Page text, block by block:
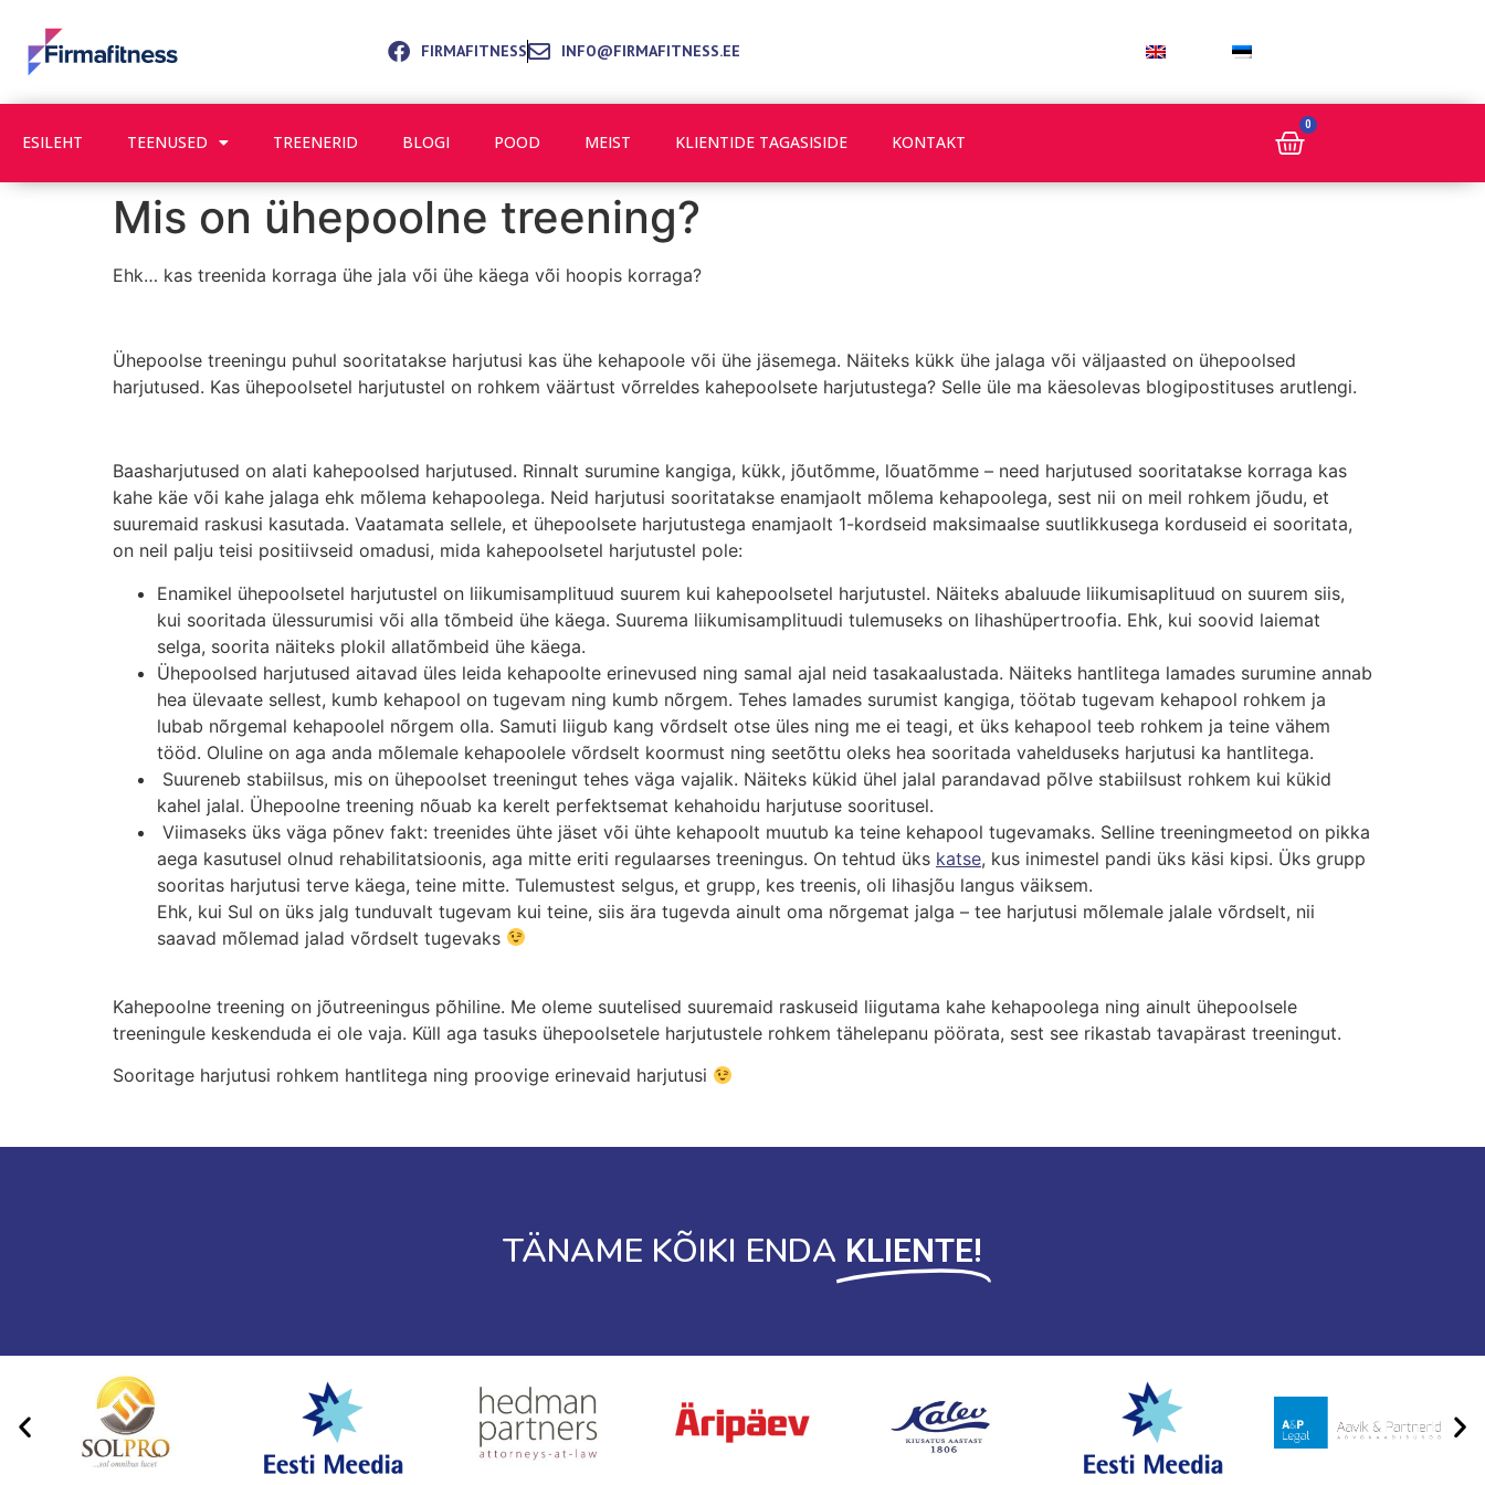
FIRMAFITNESS INFO@FIRMAFITNESS.EE
ESILEHT TEENUSED TREENERID BLOGI POOD MEIST KLIENTIDE TAGASISIDE KONTAKT
0
Mis on ühepoolne treening?
Ehk… kas treenida korraga ühe jala või ühe käega või hoopis korraga?
Ühepoolse treeningu puhul sooritatakse harjutusi kas ühe kehapoole või ühe jäsemega. Näiteks kükk ühe jalaga või väljaasted on ühepoolsed
harjutused. Kas ühepoolsetel harjutustel on rohkem väärtust võrreldes kahepoolsete harjutustega? Selle üle ma käesolevas blogipostituses arutlengi.
Baasharjutused on alati kahepoolsed harjutused. Rinnalt surumine kangiga, kükk, jõutõmme, lõuatõmme – need harjutused sooritatakse korraga kas
kahe käe või kahe jalaga ehk mõlema kehapoolega. Neid harjutusi sooritatakse enamjaolt mõlema kehapoolega, sest nii on meil rohkem jõudu, et
suuremaid raskusi kasutada. Vaatamata sellele, et ühepoolsete harjutustega enamjaolt 1-kordseid maksimaalse suutlikkusega korduseid ei sooritata,
on neil palju teisi positiivseid omadusi, mida kahepoolsetel harjutustel pole:
Enamikel ühepoolsetel harjutustel on liikumisamplituud suurem kui kahepoolsetel harjutustel. Näiteks abaluude liikumisaplituud on suurem siis,
kui sooritada ülessurumisi või alla tõmbeid ühe käega. Suurema liikumisamplituudi tulemuseks on lihashüpertroofia. Ehk, kui soovid laiemat
selga, soorita näiteks plokil allatõmbeid ühe käega.
Ühepoolsed harjutused aitavad üles leida kehapoolte erinevused ning samal ajal neid tasakaalustada. Näiteks hantlitega lamades surumine annab
hea ülevaate sellest, kumb kehapool on tugevam ning kumb nõrgem. Tehes lamades surumist kangiga, töötab tugevam kehapool rohkem ja
lubab nõrgemal kehapoolel nõrgem olla. Samuti liigub kang võrdselt otse üles ning me ei teagi, et üks kehapool teeb rohkem ja teine vähem
tööd. Oluline on aga anda mõlemale kehapoolele võrdselt koormust ning seetõttu oleks hea sooritada vahelduseks harjutusi ka hantlitega.
Suureneb stabiilsus, mis on ühepoolset treeningut tehes väga vajalik. Näiteks kükid ühel jalal parandavad põlve stabiilsust rohkem kui kükid
kahel jalal. Ühepoolne treening nõuab ka kerelt perfektsemat kehahoidu harjutuse sooritusel.
Viimaseks üks väga põnev fakt: treenides ühte jäset või ühte kehapoolt muutub ka teine kehapool tugevamaks. Selline treeningmeetod on pikka
aega kasutusel olnud rehabilitatsioonis, aga mitte eriti regulaarses treeningus. On tehtud üks katse, kus inimestel pandi üks käsi kipsi. Üks grupp
sooritas harjutusi terve käega, teine mitte. Tulemustest selgus, et grupp, kes treenis, oli lihasjõu langus väiksem.
Ehk, kui Sul on üks jalg tunduvalt tugevam kui teine, siis ära tugevda ainult oma nõrgemat jalga – tee harjutusi mõlemale jalale võrdselt, nii
saavad mõlemad jalad võrdselt tugevaks
Kahepoolne treening on jõutreeningus põhiline. Me oleme suutelised suuremaid raskuseid liigutama kahe kehapoolega ning ainult ühepoolsele
treeningule keskenduda ei ole vaja. Küll aga tasuks ühepoolsetele harjutustele rohkem tähelepanu pöörata, sest see rikastab tavapärast treeningut.
Sooritage harjutusi rohkem hantlitega ning proovige erinevaid harjutusi
TÄNAME KÕIKI ENDA KLIENTE!